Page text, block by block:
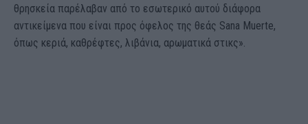
θρησκεία παρέλαβαν από το εσωτερικό αυτού διάφορα
αντικείμενα που είναι προς όφελος της θεάς Sana Muerte,
όπως κεριά, καθρέφτες, λιβάνια, αρωματικά στικς».